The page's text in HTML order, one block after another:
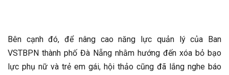
Bên cạnh đó, để nâng cao năng lực quản lý của Ban
VSTBPN thành phố Đà Nẵng nhằm hướng đến xóa bỏ bạo
lực phụ nữ và trẻ em gái, hội thảo cũng đã lắng nghe báo